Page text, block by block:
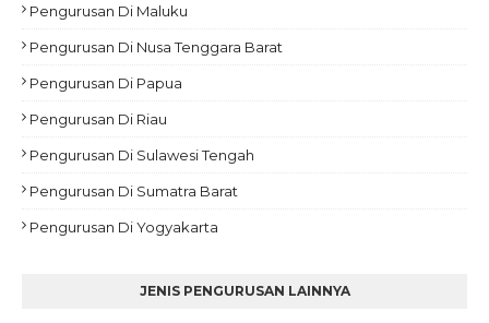
Pengurusan Di Maluku
Pengurusan Di Nusa Tenggara Barat
Pengurusan Di Papua
Pengurusan Di Riau
Pengurusan Di Sulawesi Tengah
Pengurusan Di Sumatra Barat
Pengurusan Di Yogyakarta
JENIS PENGURUSAN LAINNYA